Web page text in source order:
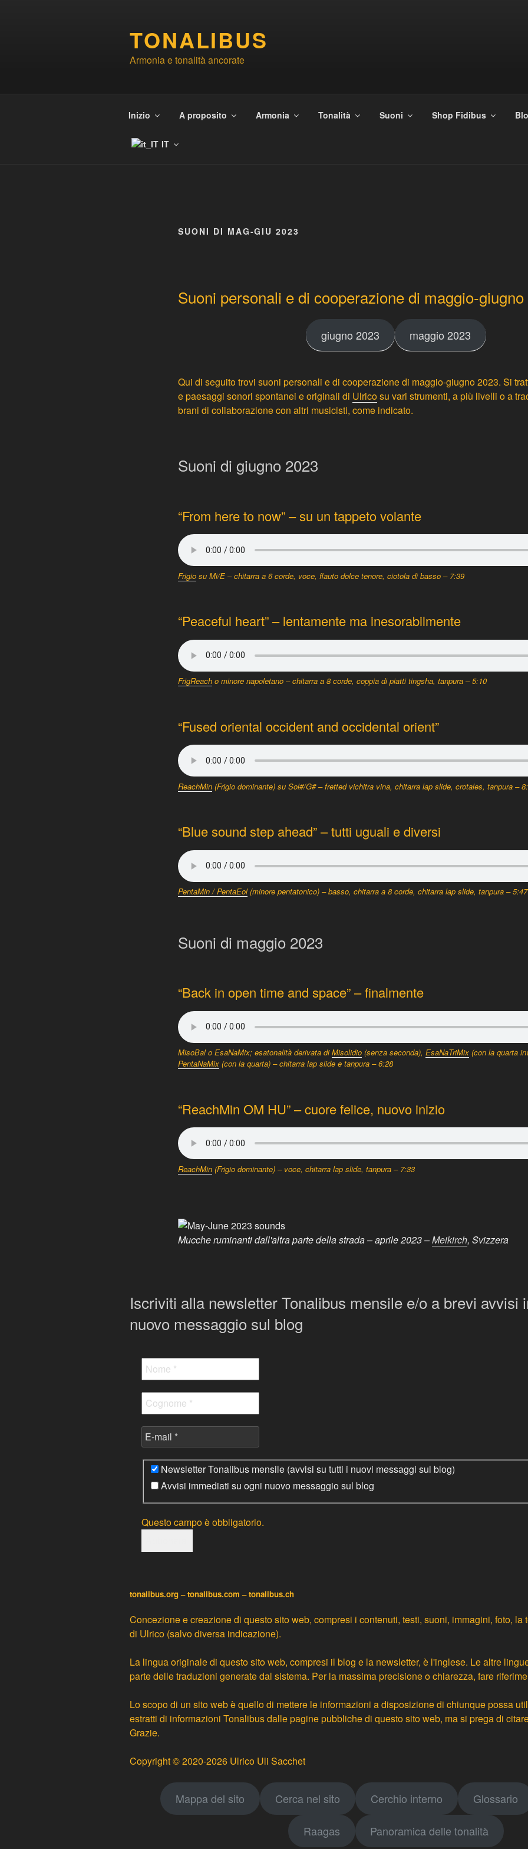
TONALIBUS
Armonia e tonalità ancorate
Inizio A proposito Armonia Tonalità Suoni Shop Fidibus
IT
SUONI DI MAG-GIU 2023
Suoni personali e di cooperazione di maggio-
giugno 2023 maggio 2023
Qui di seguito trovi suoni personali e di cooperazionedi maggio-giugno 2023. Si
e paesaggi sonori spontanei e originali di Ulricosu vari strumenti, a più livelli o a
brani di collaborazione con altri musicisti, come indicato.
Suoni di giugno 2023
“From here to now” – su un tappeto volante
Frigio su Mi/E – chitarra a 6 corde, voce, flauto dolce tenore, ciotola di basso – 7:39
“Peaceful heart” – lentamente ma inesorabilmente
FrigReach o minore napoletano – chitarra a 8 corde, coppia di piatti tingsha, tanpura – 5:10
“Fused oriental occident and occidental orient”
ReachMin (Frigio dominante) su Sol#/G# – fretted vichitra vina, chitarra lap slide, crotales, tanpura –
“Blue sound step ahead” – tutti uguali e diversi
PentaMin / PentaEol(minore pentatonico) – basso, chitarra a 8 corde, chitarra lap slide, tanpura – 5:47
Suoni di maggio 2023
“Back in open time and space” – finalmente
MisoBal o EsaNaMix; esatonalità derivata diMisolidio (senza seconda), EsaNaTriMix (con la quarta
PentaNaMix (con la quarta) – chitarra lap slide e tanpura – 6:28
“ReachMin OM HU” – cuore felice, nuovo inizio
ReachMin (Frigio dominante) – voce, chitarra lap slide, tanpura – 7:33
Mucche ruminanti dall'altra parte della strada – aprile 2023 –Meikirch, Svizzera
Iscriviti alla newsletter Tonalibus mensile e/o a brevi avvisi
nuovo messaggio sul blog
Newsletter Tonalibus mensile (avvisi su tutti i nuovi messaggi sul blog)
Avvisi immediati su ogni nuovo messaggio sul blog
Questo campo è obbligatorio.
tonalibus.org – tonalibus.com – tonalibus.ch
Concezione e creazione di questo sito web, compresi i contenuti, testi, suoni, immagini, foto, la
di Ulrico (salvo diversa indicazione).
La lingua originale di questo sito web, compresi il blog e la newsletter, è l'inglese. Le altre
parte delletraduzioni generate dal sistema. Per la massima precisione o chiarezza, fare
Lo scopo di un sito web è quello di mettere le informazioni a disposizione di chiunque possa
estratti di informazioni Tonalibus dalle pagine pubbliche di questo sito web, ma si prega di
Grazie.
Copyright © 2020-2026 Ulrico Uli Sacchet
Mappa del sito Cerca nel sito Cerchio interno Glossario
Raagas Panoramica delle tonalità